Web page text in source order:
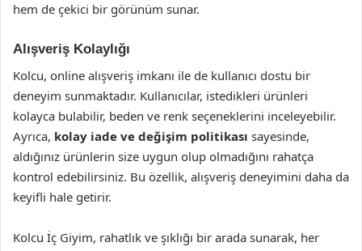
hem de çekici bir görünüm sunar.
Alışveriş Kolaylığı
Kolcu, online alışveriş imkanı ile de kullanıcı dostu bir
deneyim sunmaktadır. Kullanıcılar, istedikleri ürünleri
kolayca bulabilir, beden ve renk seçeneklerini inceleyebilir.
Ayrıca, kolay iade ve değişim politikası sayesinde,
aldığınız ürünlerin size uygun olup olmadığını rahatça
kontrol edebilirsiniz. Bu özellik, alışveriş deneyimini daha da
keyifli hale getirir.
Kolcu İç Giyim, rahatlık ve şıklığı bir arada sunarak, her